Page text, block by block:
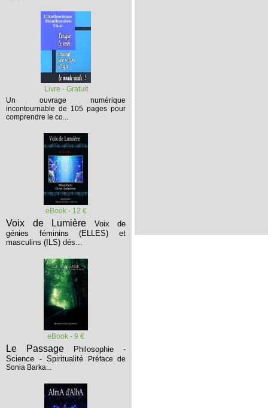
Livre - Gratuit
Un ouvrage numérique
incontournable de 105 pages pour
comprendre le co...
eBook - 12 €
Voix de Lumière
Voix de
génies féminins (ELLES) et
masculins (ILS) dés...
eBook - 9 €
Le Passage
Philosophie -
Science - Spiritualité
Préface de
Sonia Barka...